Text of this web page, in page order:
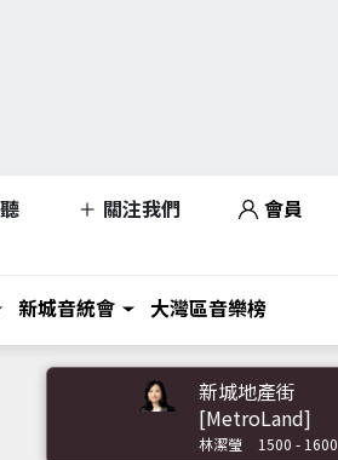
關注我們 會員
新城音統會 大灣區音樂榜
新城地產街
[MetroLand]
林潔瑩 1500 - 1600